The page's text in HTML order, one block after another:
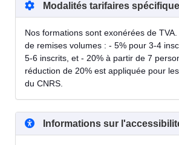
Modalités tarifaires
Nos formations sont exonérées de
de remises volumes : - 5% pour 3-4
5-6 inscrits, et - 20% à partir de 7
réduction de 20% est appliquée pour
du CNRS.
Informations sur